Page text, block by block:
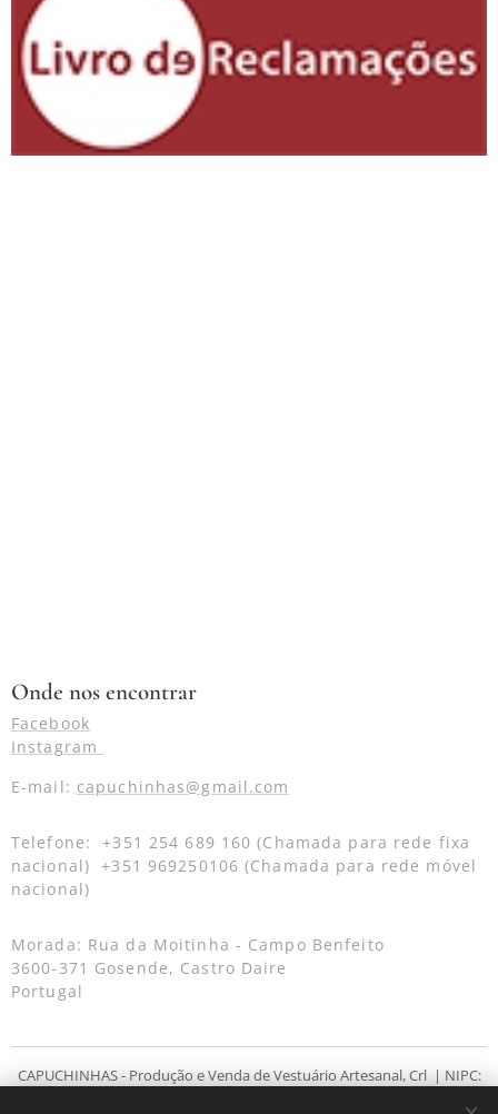
Onde nos encontrar
Facebook
Instagram
E-mail: capuchinhas@gmail.com
Telefone: +351 254 689 160 (Chamada para rede fixa
nacional) +351 969250106 (Chamada para rede móvel
nacional)
Morada: Rua da Moitinha - Campo Benfeito
3600-371 Gosende, Castro Daire
Portugal
CAPUCHINHAS - Produção e Venda de Vestuário Artesanal, Crl | NIPC: